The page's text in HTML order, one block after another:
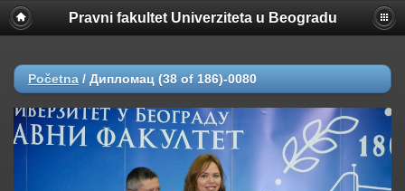
Pravni fakultet Univerziteta u Beogradu
Početna / Дипломац (38 of 186)-0080